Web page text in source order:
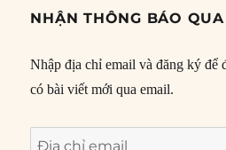
NHẬN THÔNG BÁO
Nhập địa chỉ email và đăng ký để
có bài viết mới qua email.
Địa